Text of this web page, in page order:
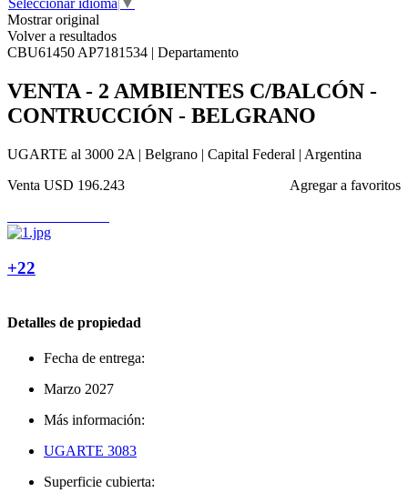
Seleccionar idioma ▼
Mostrar original
Volver a resultados
CBU61450 AP7181534 | Departamento
VENTA - 2 AMBIENTES C/BALCÓN -
CONTRUCCIÓN - BELGRANO
UGARTE al 3000 2A | Belgrano | Capital Federal | Argentina
Agregar a favoritos
Venta USD 196.243
+22
Detalles de propiedad
Fecha de entrega:
Marzo 2027
Más información:
UGARTE 3083
Superficie cubierta: